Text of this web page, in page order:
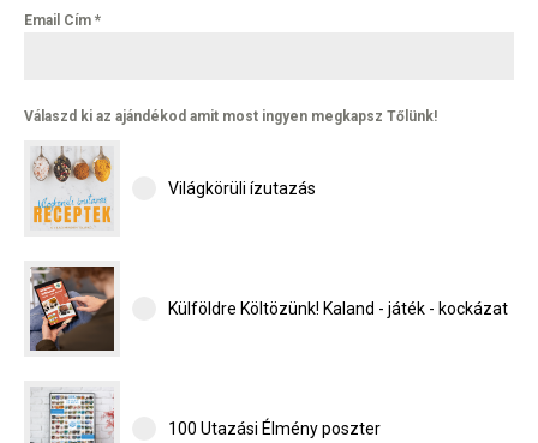
Email Cím *
Válaszd ki az ajándékod amit most ingyen megkapsz Tőlünk!
Világkörüli ízutazás
Külföldre Költözünk! Kaland - játék - kockázat
100 Utazási Élmény poszter